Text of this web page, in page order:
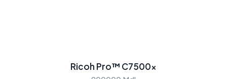
Ricoh Pro™ C7500x